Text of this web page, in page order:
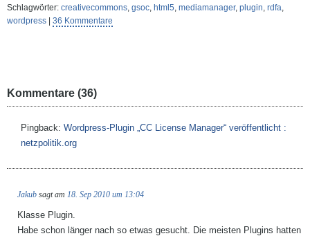
Schlagwörter: creativecommons, gsoc, html5, mediamanager, plugin, rdfa,
wordpress
36 Kommentare
Kommentare (36)
Pingback: Wordpress-Plugin „CC License Manager“ veröffentlicht :
netzpolitik.org
Jakub sagt am 18. Sep 2010 um 13:04
Klasse Plugin.
Habe schon länger nach so etwas gesucht. Die meisten Plugins hatten